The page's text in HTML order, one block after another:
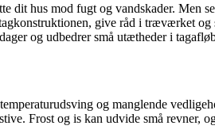
dit hus mod fugt og vandskader. Men
give råd i træværket
og udbedrer små utætheder i
og manglende
Frost og is kan udvide små revner,